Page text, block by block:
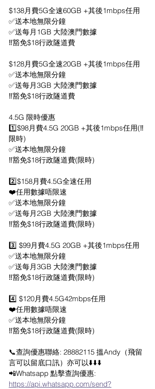
$138月費5G全速60GB +其後1mbps任用
‎✅‮本送‬地無‮分限‬鐘
‎✅‮每送‬月1GB 大陸澳門數據
‼️豁免$18行政‮道隧‬費
$128月費5G全速20GB +其後1mbps任用
✅送本地‮限無‬分鐘
‎✅‮每送‬月3GB 大陸澳門數據
‼️豁免$18行‮隧政‬道費
4.5G 限時優惠
1️⃣$98月費4.5G 20GB +其後1mbps任用(‼️
限時)
✅送本‮無地‬限分鐘
‼️豁免$18行政‮道隧‬費(限時)
2️⃣$158月費4.5G全速任用
❤️任用‮據數‬唔限速
✅送本‮無地‬限分鐘
‎✅‮每送‬月2GB 大陸澳門數據
‼️豁免$18行‮隧政‬道費(限時)
3️⃣ $99月費4.5G 20GB +其後1mbps任用
✅送本地‮限無‬分鐘
✅送每月3GB 大陸澳門數據
‼️豁免$18行政隧道費(限時)
4️⃣ $120月費4.5G42mbps任用
❤️任用‮據數‬唔限速
‎✅‮本送‬地無限分鐘
‼️豁免$18行政‮道隧‬費(限時)
📞查詢優惠‬聯絡: 28882115 搵Andy（飛留
言可以留底口訊）亦可以⬇️⬇️⬇️
📲Whatsapp 點擊查詢優惠:
https://api.whatsapp.com/send?